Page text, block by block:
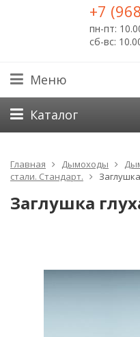
+7
пн-пт:
сб-вс:
Меню
Каталог
Главная Дымоходы
стали. Стандарт.
Заглушка